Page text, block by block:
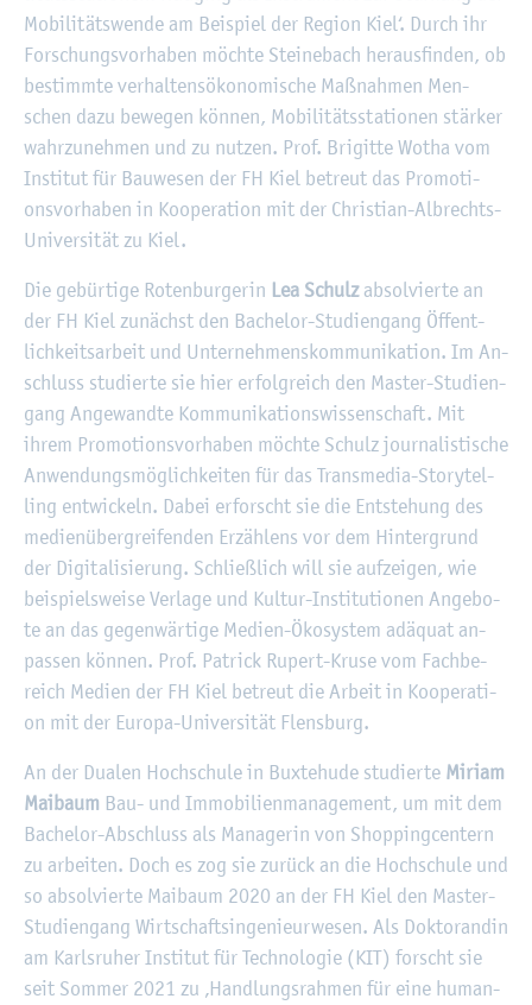
Mo­bi­li­täts­wen­de am Bei­spiel der Re­gi­on Kiel‘. Durch ihr
For­schungs­vor­ha­ben möch­te Stei­ne­bach her­aus­fin­den, ob
be­stimm­te ver­hal­tens­öko­no­mi­sche Maß­nah­men Men­
schen dazu be­we­gen kön­nen, Mo­bi­li­täts­sta­tio­nen stär­ker
wahr­zu­neh­men und zu nut­zen. Prof. Bri­git­te Wotha vom
In­sti­tut für Bau­we­sen der FH Kiel be­treut das Pro­mo­ti­
ons­vor­ha­ben in Ko­ope­ra­ti­on mit der Chris­ti­an-Al­brechts-
Uni­ver­si­tät zu Kiel.
Die ge­bür­ti­ge Ro­ten­bur­ge­rin Lea Schulzab­sol­vier­te an
der FH Kiel zu­nächst den Ba­che­lor-Stu­di­en­gang Öf­fent­
lich­keits­ar­beit und Un­ter­neh­mens­kom­mu­ni­ka­ti­on. Im An­
schluss stu­dier­te sie hier er­folg­reich den Mas­ter-Stu­di­en­
gang An­ge­wand­te Kom­mu­ni­ka­ti­ons­wis­sen­schaft. Mit
ihrem Pro­mo­ti­ons­vor­ha­ben möch­te Schulz jour­na­lis­ti­sche
An­wen­dungs­mög­lich­kei­ten für das Trans­me­dia-Sto­ry­tel­
ling ent­wi­ckeln. Dabei er­forscht sie die Ent­ste­hung des
me­di­en­über­grei­fen­den Er­zäh­lens vor dem Hin­ter­grund
der Di­gi­ta­li­sie­rung. Schlie­ß­lich will sie auf­zei­gen, wie
bei­spiels­wei­se Ver­la­ge und Kul­tur-In­sti­tu­tio­nen An­ge­bo­
te an das ge­gen­wär­ti­ge Me­di­en-Öko­sys­tem ad­äquat an­
pas­sen kön­nen. Prof. Pa­trick Ru­pert-Kruse vom Fach­be­
reich Me­di­en der FH Kiel be­treut die Ar­beit in Ko­ope­ra­ti­
on mit der Eu­ro­pa-Uni­ver­si­tät Flens­burg.
An der Dua­len Hoch­schu­le in Bux­te­hu­de stu­dier­te Mi­ri­am
Mai­baum Bau- und Im­mo­bi­li­en­ma­nage­ment, um mit dem
Ba­che­lor-Ab­schluss als Ma­na­ge­rin von Shop­ping­cen­tern
zu ar­bei­ten. Doch es zog sie zu­rück an die Hoch­schu­le und
so ab­sol­vier­te Mai­baum 2020 an der FH Kiel den Mas­ter-
Stu­di­en­gang Wirt­schafts­in­ge­nieur­we­sen. Als Dok­to­ran­din
am Karls­ru­her In­sti­tut für Tech­no­lo­gie (KIT) forscht sie
seit Som­mer 2021 zu ‚Hand­lungs­rah­men für eine hu­man­